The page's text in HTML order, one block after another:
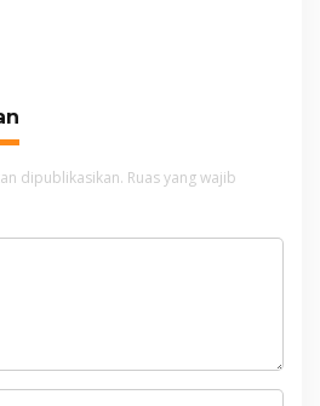
dipublikasikan. Ruas yang wajib